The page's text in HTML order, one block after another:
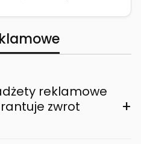
reklamowe
zwrot
+